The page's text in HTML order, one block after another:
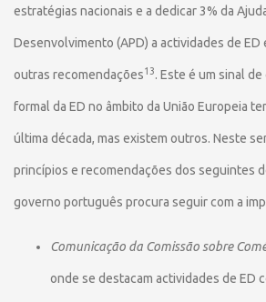
estratégias nacionais e a dedicar 3% da
Desenvolvimento (APD) a actividades de
outras recomendações13. Este é um sinal
formal da ED no âmbito da União Europeia
última década, mas existem outros. Neste
princípios e recomendações dos seguintes
governo português procura seguir com a
Comunicação da Comissão sobre
onde se destacam actividades de ED